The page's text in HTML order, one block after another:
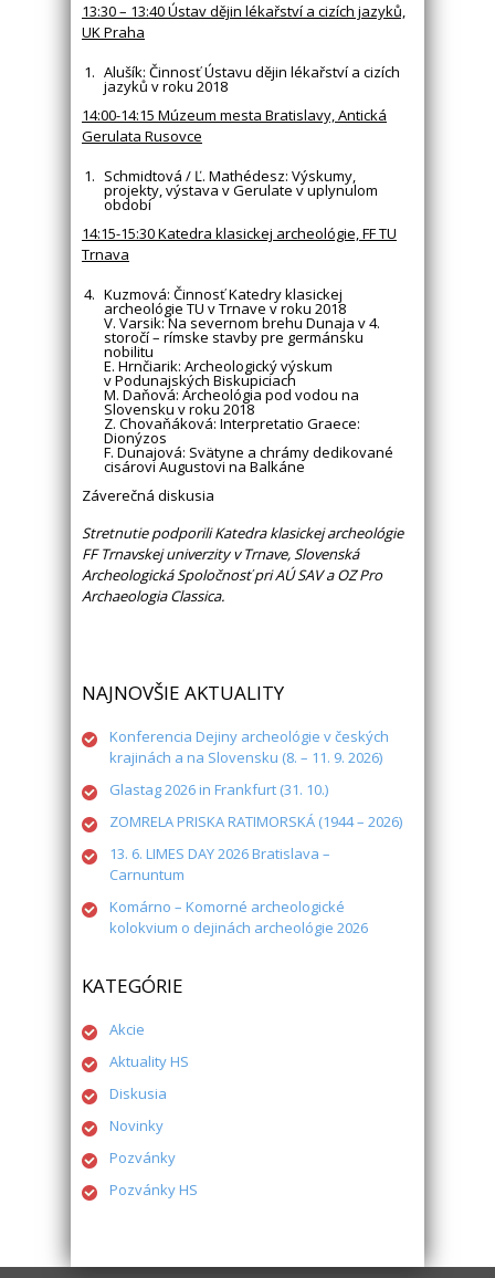
13:30 – 13:40 Ústav dějin lékařství a cizích jazyků,
UK Praha
Alušík: Činnosť Ústavu dějin lékařství a cizích
jazyků v roku 2018
14:00-14:15 Múzeum mesta Bratislavy, Antická
Gerulata Rusovce
Schmidtová / Ľ. Mathédesz: Výskumy,
projekty, výstava v Gerulate v uplynulom
období
14:15-15:30 Katedra klasickej archeológie, FF TU
Trnava
Kuzmová: Činnosť Katedry klasickej
archeológie TU v Trnave v roku 2018
V. Varsik: Na severnom brehu Dunaja v 4.
storočí – rímske stavby pre germánsku
nobilitu
E. Hrnčiarik: Archeologický výskum
v Podunajských Biskupiciach
M. Daňová: Archeológia pod vodou na
Slovensku v roku 2018
Z. Chovaňáková: Interpretatio Graece:
Dionýzos
F. Dunajová: Svätyne a chrámy dedikované
cisárovi Augustovi na Balkáne
Záverečná diskusia
Stretnutie podporili Katedra klasickej archeológie
FF Trnavskej univerzity v Trnave, Slovenská
Archeologická Spoločnosť pri AÚ SAV a OZ Pro
Archaeologia Classica.
NAJNOVŠIE AKTUALITY
Konferencia Dejiny archeológie v českých
krajinách a na Slovensku (8. – 11. 9. 2026)
Glastag 2026 in Frankfurt (31. 10.)
ZOMRELA PRISKA RATIMORSKÁ (1944 – 2026)
13. 6. LIMES DAY 2026 Bratislava –
Carnuntum
Komárno – Komorné archeologické
kolokvium o dejinách archeológie 2026
KATEGÓRIE
Akcie
Aktuality HS
Diskusia
Novinky
Pozvánky
Pozvánky HS